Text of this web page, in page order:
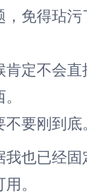
，免得玷污
定不会
要刚到底。
也已经固
。